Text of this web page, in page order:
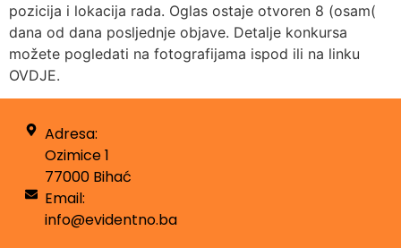
pozicija i lokacija rada. Oglas ostaje otvoren 8 (osam(
dana od dana posljednje objave. Detalje konkursa
možete pogledati na fotografijama ispod ili na linku
OVDJE.
Adresa:
Ozimice 1
77000 Bihać
Email:
info@evidentno.ba